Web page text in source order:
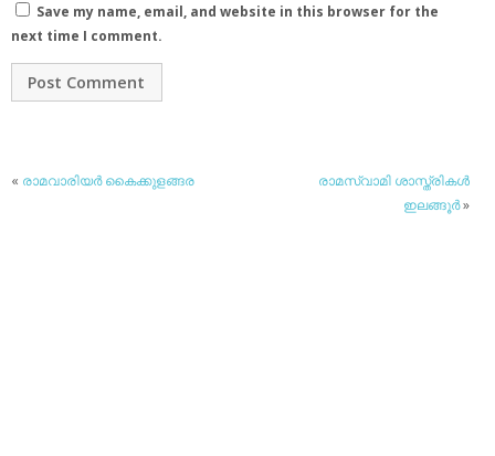
Save my name, email, and website in this browser for the
next time I comment.
« രാമവാരിയര്‍ കൈക്കുളങ്ങര
രാമസ്വാമി ശാസ്ത്രികള്‍
ഇലങ്ങൂര്‍»